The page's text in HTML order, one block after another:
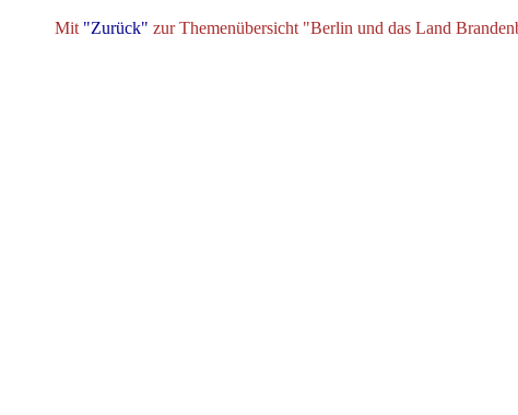
Mit "Zurück" zur Themenübersicht "Berlin und das Land